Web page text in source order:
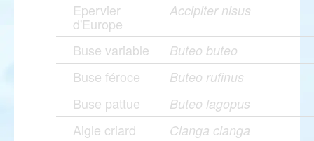
Epervier
d'Europe
Accipiter nisus
Buse variable Buteo buteo
Buse féroce Buteo rufinus
Buse pattue Buteo lagopus
Aigle criard Clanga clanga